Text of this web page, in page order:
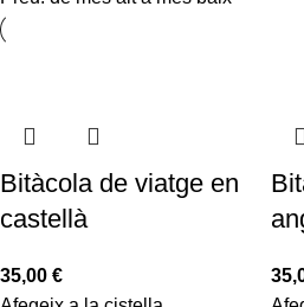
Bitàcola de viatge en
castellà
35,00 €